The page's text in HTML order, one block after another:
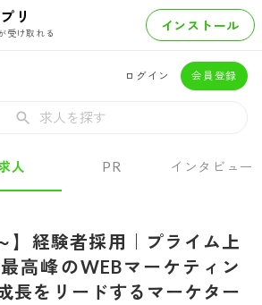
リ
受け取れる インストール
ログイン 会員登録
求人を探す
人 PR インタビュー
】経験者採用｜プライム上
高峰のWEBマーケティン
長をリードするマーケター